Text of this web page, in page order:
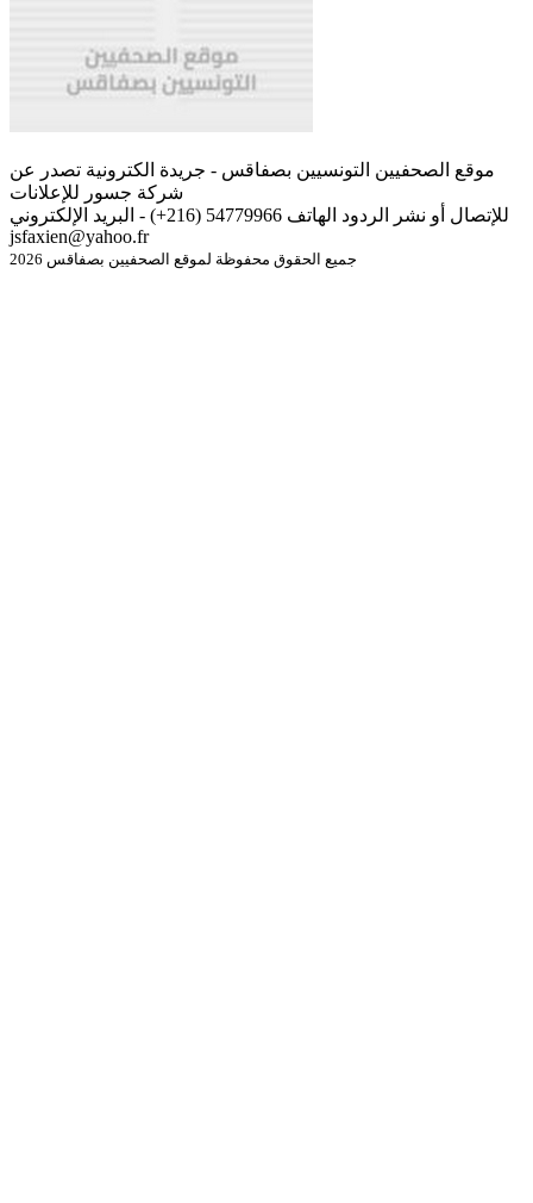
موقع الصحفيين التونسيين بصفاقس - جريدة الكترونية تصدر عن
شركة جسور للإعلانات
للإتصال أو نشر الردود الهاتف 54779966 (216+) - البريد الإلكتروني
jsfaxien@yahoo.fr
جميع الحقوق محفوظة لموقع الصحفيين بصفاقس 2026